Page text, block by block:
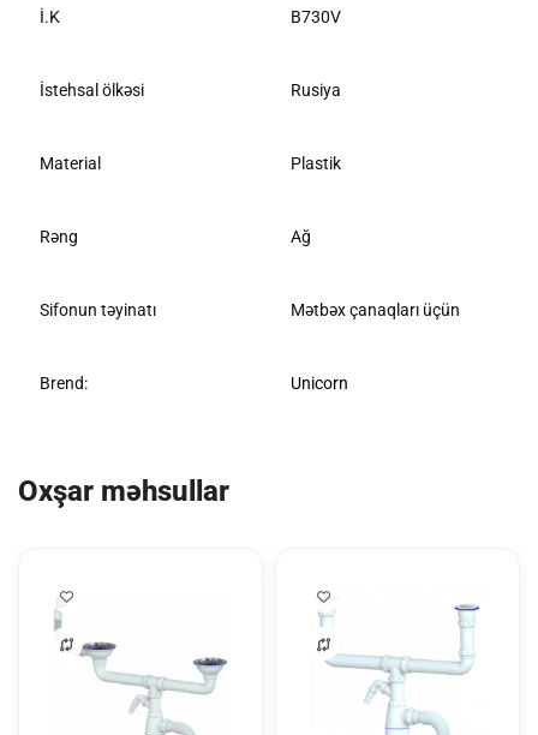
İ.K B730V
İstehsal ölkəsi Rusiya
Material Plastik
Rəng Ağ
Sifonun təyinatı Mətbəx çanaqları üçün
Brend: Unicorn
Oxşar məhsullar